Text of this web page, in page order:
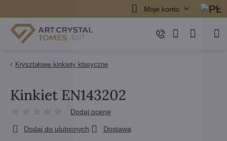
Moje konto
Kryształowe kinkiety klasyczne
Kinkiet EN143202
Dodaj ocenę
Dodaj do ulubionych Dostawa